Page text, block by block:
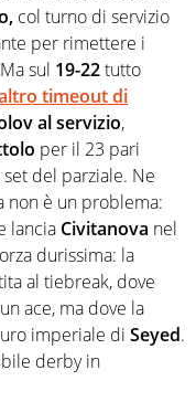
col turno di servizio
per rimettere i
sul 19-22tutto
timeout di
al servizio,
per il 23 pari
del parziale. Ne
non è un problema:
lancia Civitanova nel
durissima: la
al tiebreak, dove
ace, ma dove la
imperiale di Seyed.
derby in